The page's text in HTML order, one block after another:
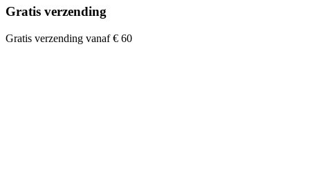
Gratis verzending
Gratis verzending vanaf € 60